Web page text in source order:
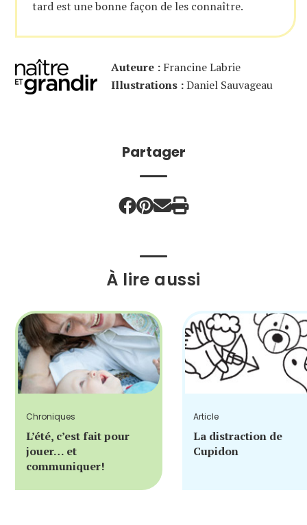
tard est une bonne façon de les connaître.
Auteure : Francine Labrie
Illustrations :Daniel Sauvageau
Partager
À lire aussi
Chroniques
L’été, c’est fait pour
jouer… et
communiquer!
Article
La distraction de
Cupidon